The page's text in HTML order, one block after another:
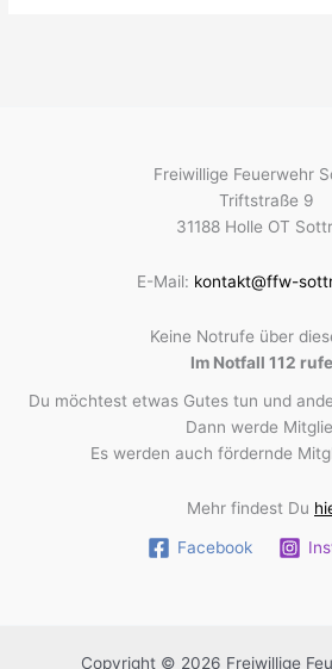
Freiwillige Feuerwehr
Triftstraße 9
31188 Holle OT
E-Mail: kontakt@ffw-
Keine Notrufe über
Im Notfall 112
Du möchtest etwas Gutes tun und
Dann werde
Es werden auch fördernde
Mehr findest Du
Facebook
Copyright © 2026 Freiwillige